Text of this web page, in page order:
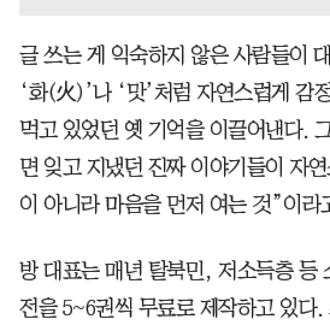
글 쓰는 게 익숙하지 않은 사람들이
‘화(火)’나 ‘맛’처럼 자연스럽게 감
먹고 있었던 옛 기억을 이끌어낸다.
면 잊고 지냈던 진짜 이야기들이 자
이 아니라 마음을 먼저 여는 것”이라
방 대표는 매년 탈북민, 저소득층 등
전을 5~6권씩 무료로 제작하고 있다.